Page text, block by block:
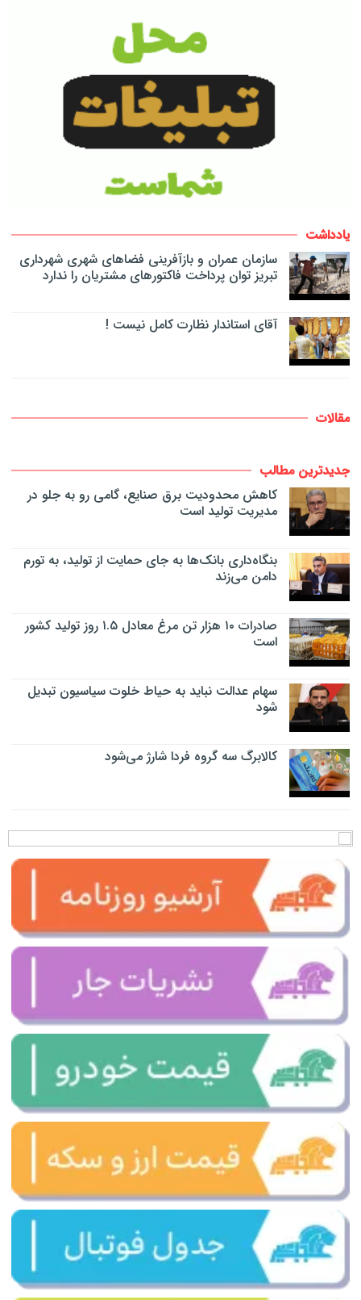
یادداشت
سازمان عمران و بازآفرینی فضاهای شهری شهرداری
تبریز توان پرداخت فاکتورهای مشتریان را ندارد
آقای استاندار نظارت کامل نیست !
مقالات
جدیدترین مطالب
کاهش محدودیت برق صنایع، گامی رو به جلو در
مدیریت تولید است
بنگاه‌داری بانک‌ها به جای حمایت از تولید، به تورم
دامن می‌زند
صادرات ۱۰ هزار تن مرغ معادل ۱.۵ روز تولید کشور
است
سهام عدالت نباید به حیاط خلوت سیاسیون تبدیل
شود
کالابرگ سه گروه فردا شارژ می‌شود